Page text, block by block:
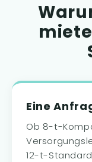
Eine
Ob 8-t-
12-t-